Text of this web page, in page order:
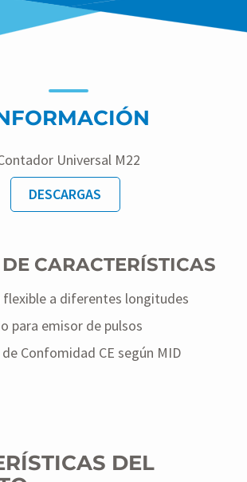
Universal M22
DESCARGAS
CARACTERÍSTICAS
a diferentes longitudes
para emisor de pulsos
Confomidad CE según MID
DEL